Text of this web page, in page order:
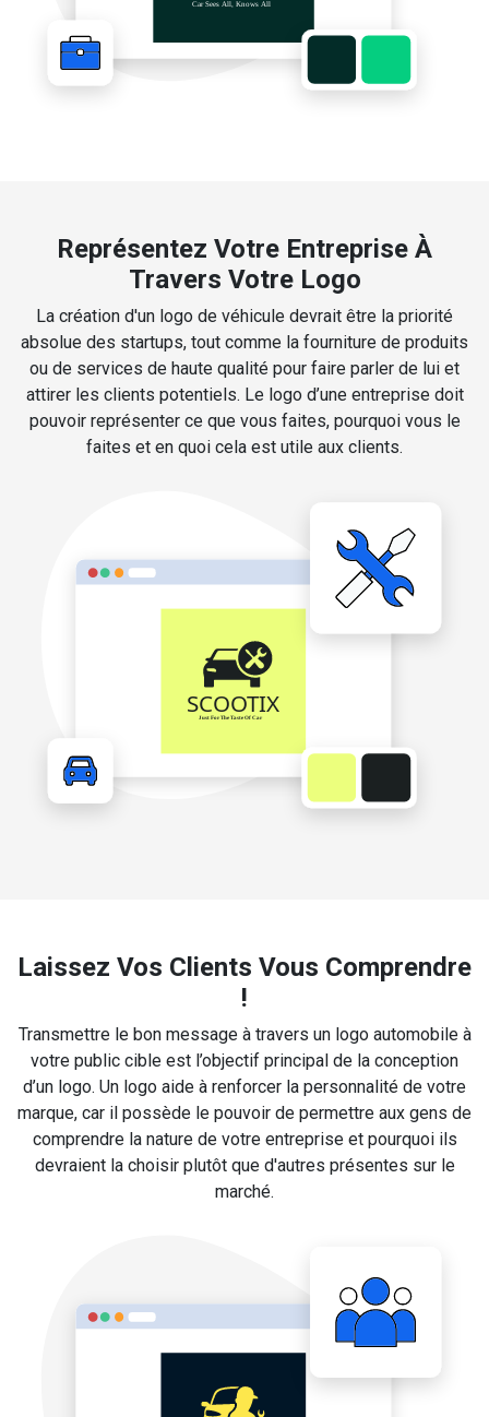
Représentez Votre Entreprise À
Travers Votre Logo
La création d'un logo de véhicule devrait être la priorité
absolue des startups, tout comme la fourniture de produits
ou de services de haute qualité pour faire parler de lui et
attirer les clients potentiels. Le logo d’une entreprise doit
pouvoir représenter ce que vous faites, pourquoi vous le
faites et en quoi cela est utile aux clients.
Laissez Vos Clients Vous Comprendre
!
Transmettre le bon message à travers un logo automobile à
votre public cible est l’objectif principal de la conception
d’un logo. Un logo aide à renforcer la personnalité de votre
marque, car il possède le pouvoir de permettre aux gens de
comprendre la nature de votre entreprise et pourquoi ils
devraient la choisir plutôt que d'autres présentes sur le
marché.